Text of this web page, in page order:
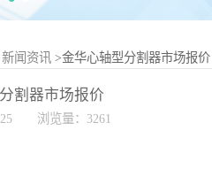
新闻资讯 >金华心轴型分割器市场报价
割器市场报价
浏览量：3261